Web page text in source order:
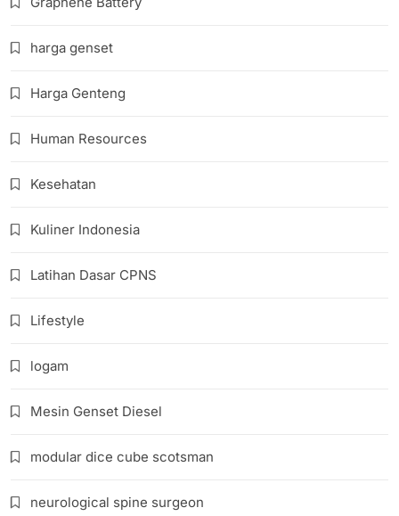
harga genset
Harga Genteng
Human Resources
Kesehatan
Kuliner Indonesia
Latihan Dasar CPNS
Lifestyle
logam
Mesin Genset Diesel
modular dice cube scotsman
neurological spine surgeon